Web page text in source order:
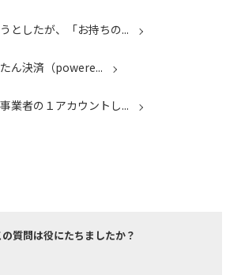
としたが、「お持ちの...
ん決済（powere...
業者の１アカウントし...
の質問は役にたちましたか？